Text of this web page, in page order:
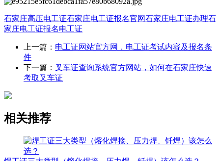
石家庄高压电工证石家庄电工证报名官网石家庄电工证办理石
家庄电工证报名电工证
上一篇： 电工证网站官方网，电工证考试内容及报名条
件
下一篇： 叉车证查询系统官方网站，如何在石家庄快速
考取叉车证
相关推荐